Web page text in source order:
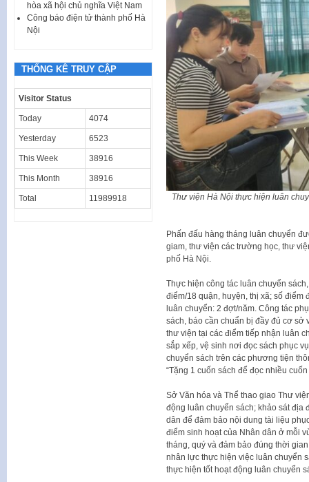
Thư viện Hà Nội thực hiện luân
Phấn đấu hàng tháng luân chuyển
giam, thư viện các trường học, thư
phố Hà Nội.
Thực hiện công tác luân chuyển
điểm/18 quận, huyện, thị xã; số
luân chuyển: 2 đợt/năm. Công tác
sách, báo cần chuẩn bị đầy đủ cơ sở
thư viện tại các điểm tiếp nhận luân
sắp xếp, vệ sinh nơi đọc sách phục
chuyển sách trên các phương tiện
“Tặng 1 cuốn sách để đọc nhiều
Sở Văn hóa và Thể thao giao Thư
động luân chuyển sách; khảo sát địa
dân để đảm bảo nội dung tài liệu
điểm sinh hoạt của Nhân dân ở mỗi
tháng, quý và đảm bảo đúng thời
nhân lực thực hiện việc luân chuyển
thực hiện tốt hoạt động luân chuyển
hòa xã hội chủ nghĩa Việt Nam
Công báo điện tử thành phố Hà
Nội
THỐNG KÊ TRUY CẬP
Visitor Status
Today 4074
Yesterday 6523
This Week 38916
This Month 38916
Total 11989918